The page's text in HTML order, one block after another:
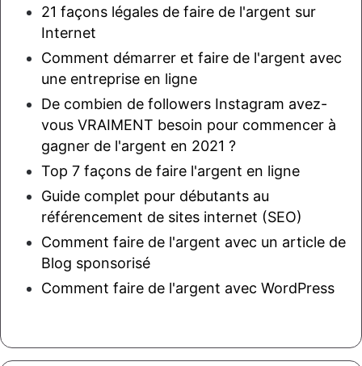
21 façons légales de faire de l'argent sur
Internet
Comment démarrer et faire de l'argent avec
une entreprise en ligne
De combien de followers Instagram avez-
vous VRAIMENT besoin pour commencer à
gagner de l'argent en 2021 ?
Top 7 façons de faire l'argent en ligne
Guide complet pour débutants au
référencement de sites internet (SEO)
Comment faire de l'argent avec un article de
Blog sponsorisé
Comment faire de l'argent avec WordPress